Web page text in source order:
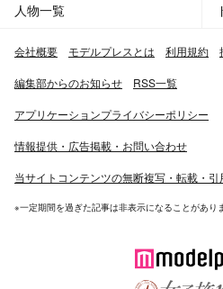
人物一覧
会社概要 モデルプレスとは 利用規約
編集部からのお知らせ RSS一覧
アプリケーションプライバシーポリシー
情報提供・広告掲載・お問い合わせ
当サイトコンテンツの無断複写・転載・
※一定期間を過ぎた記事は非表示になることがあり